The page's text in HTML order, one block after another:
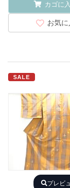
カゴに
お気に
SALE
プレビ